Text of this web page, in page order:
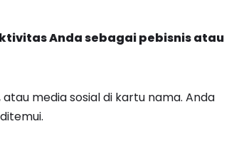
Anda sebagai pebisnis atau
media sosial di kartu nama. Anda